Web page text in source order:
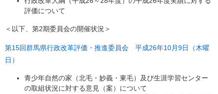
評価について
＜以下、第2期委員会の開催状況＞
第15回群馬県行政改革評価・推進委員会 平成26年10月9日（木曜
日）
青少年自然の家（北毛・妙義・東毛）及び生涯学習センター
の取組状況に対する意見（案）について